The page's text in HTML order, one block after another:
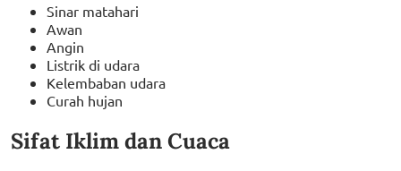
Sinar matahari
Awan
Angin
Listrik di udara
Kelembaban udara
Curah hujan
Sifat Iklim dan Cuaca